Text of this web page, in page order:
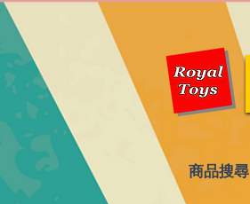
​商品搜尋